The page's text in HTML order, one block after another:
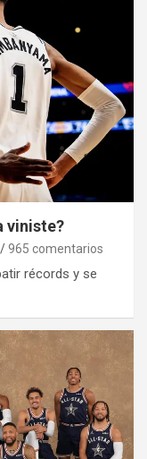
viniste?
965 comentarios
récords y se